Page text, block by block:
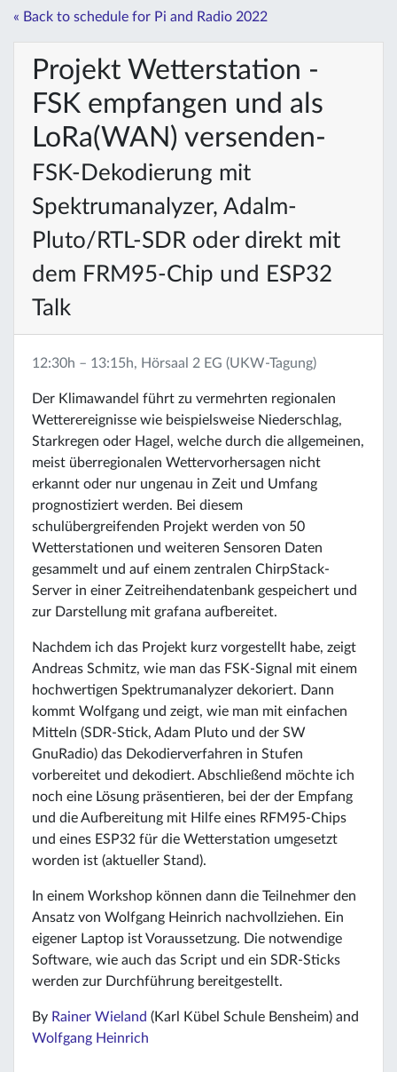
« Back to schedule for Pi and Radio 2022
Projekt Wetterstation -
FSK empfangen und als
LoRa(WAN) versenden-
FSK-Dekodierung mit
Spektrumanalyzer, Adalm-
Pluto/RTL-SDR oder direkt mit
dem FRM95-Chip und ESP32
Talk
12:30h – 13:15h, Hörsaal 2 EG (UKW-Tagung)
Der Klimawandel führt zu vermehrten regionalen
Wetterereignisse wie beispielsweise Niederschlag,
Starkregen oder Hagel, welche durch die allgemeinen,
meist überregionalen Wettervorhersagen nicht
erkannt oder nur ungenau in Zeit und Umfang
prognostiziert werden. Bei diesem
schulübergreifenden Projekt werden von 50
Wetterstationen und weiteren Sensoren Daten
gesammelt und auf einem zentralen ChirpStack-
Server in einer Zeitreihendatenbank gespeichert und
zur Darstellung mit grafana aufbereitet.
Nachdem ich das Projekt kurz vorgestellt habe, zeigt
Andreas Schmitz, wie man das FSK-Signal mit einem
hochwertigen Spektrumanalyzer dekoriert. Dann
kommt Wolfgang und zeigt, wie man mit einfachen
Mitteln (SDR-Stick, Adam Pluto und der SW
GnuRadio) das Dekodierverfahren in Stufen
vorbereitet und dekodiert. Abschließend möchte ich
noch eine Lösung präsentieren, bei der der Empfang
und die Aufbereitung mit Hilfe eines RFM95-Chips
und eines ESP32 für die Wetterstation umgesetzt
worden ist (aktueller Stand).
In einem Workshop können dann die Teilnehmer den
Ansatz von Wolfgang Heinrich nachvollziehen. Ein
eigener Laptop ist Voraussetzung. Die notwendige
Software, wie auch das Script und ein SDR-Sticks
werden zur Durchführung bereitgestellt.
By Rainer Wieland (Karl Kübel Schule Bensheim) and
Wolfgang Heinrich